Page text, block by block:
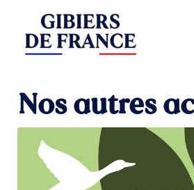
Nos autres